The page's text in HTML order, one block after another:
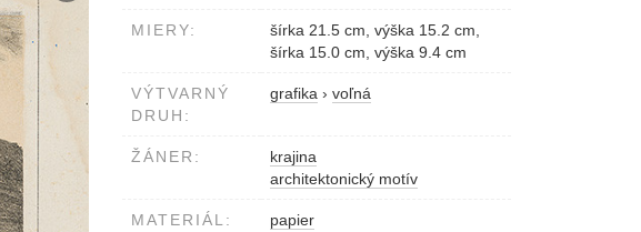
MIERY:
šírka 21.5 cm, výška 15.2 cm,
šírka 15.0 cm, výška 9.4 cm
VÝTVARNÝ
DRUH:
grafika › voľná
ŽÁNER:
krajina
architektonický motív
MATERIÁL: papier